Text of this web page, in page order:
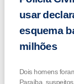
usar
esquema
milhões
Dois homens
Paraíba,